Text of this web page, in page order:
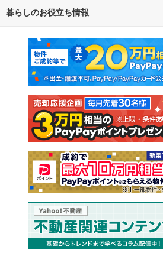
通勤・通学時間から探す
不動産・住宅
新築マンション 中古
新築一戸建て 中古
注文住宅 土地
売却査定
暮らしのお役立ち情報
マンションカタログ 教え